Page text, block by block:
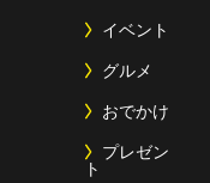
イベント
グルメ
おでかけ
プレゼン
ト